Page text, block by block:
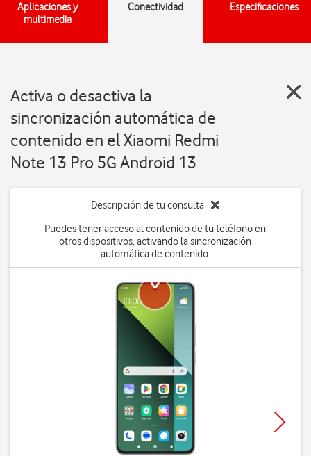
Aplicaciones y
multimedia
Conectividad Especificaciones
Activa o desactiva la
sincronización automática de
contenido en el Xiaomi Redmi
Note 13 Pro 5G Android 13
Descripción de tu consulta
Puedes tener acceso al contenido de tu teléfono en
otros dispositivos, activando la sincronización
automática de contenido.